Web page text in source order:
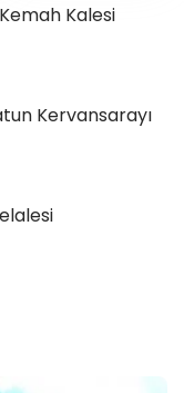
Kalesi
Kervansarayı